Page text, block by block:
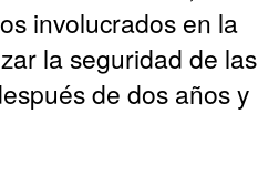
involucrados en la
la seguridad de las
de dos años y